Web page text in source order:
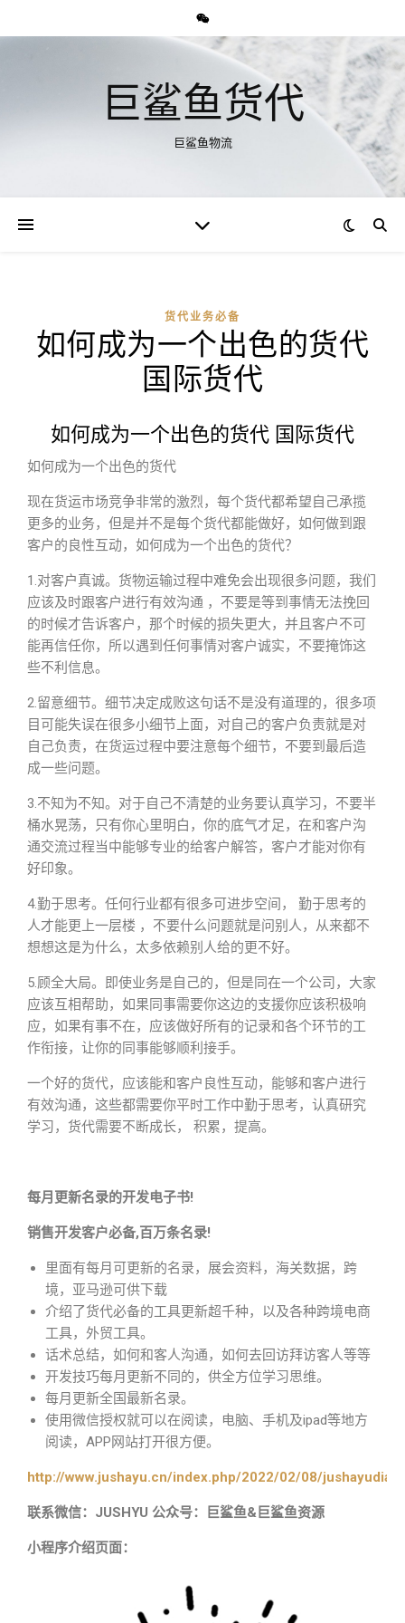
巨鲨鱼货代
巨鲨鱼物流
货代业务必备
如何成为一个出色的货代
国际货代
如何成为一个出色的货代 国际货代
如何成为一个出色的货代
现在货运市场竞争非常的激烈，每个货代都希望自己承揽
更多的业务，但是并不是每个货代都能做好，如何做到跟
客户的良性互动，如何成为一个出色的货代？
1.对客户真诚。货物运输过程中难免会出现很多问题，我们
应该及时跟客户进行有效沟通 ，不要是等到事情无法挽回
的时候才告诉客户，那个时候的损失更大，并且客户不可
能再信任你，所以遇到任何事情对客户诚实，不要掩饰这
些不利信息。
2.留意细节。细节决定成败这句话不是没有道理的，很多项
目可能失误在很多小细节上面，对自己的客户负责就是对
自己负责，在货运过程中要注意每个细节，不要到最后造
成一些问题。
3.不知为不知。对于自己不清楚的业务要认真学习，不要半
桶水晃荡，只有你心里明白，你的底气才足，在和客户沟
通交流过程当中能够专业的给客户解答，客户才能对你有
好印象。
4.勤于思考。任何行业都有很多可进步空间， 勤于思考的
人才能更上一层楼 ，不要什么问题就是问别人，从来都不
想想这是为什么，太多依赖别人给的更不好。
5.顾全大局。即使业务是自己的，但是同在一个公司，大家
应该互相帮助，如果同事需要你这边的支援你应该积极响
应，如果有事不在，应该做好所有的记录和各个环节的工
作衔接，让你的同事能够顺利接手。
一个好的货代，应该能和客户良性互动，能够和客户进行
有效沟通，这些都需要你平时工作中勤于思考，认真研究
学习，货代需要不断成长， 积累，提高。
每月更新名录的开发电子书!
销售开发客户必备,百万条名录!
里面有每月可更新的名录，展会资料，海关数据，跨
境，亚马逊可供下载
介绍了货代必备的工具更新超千种，以及各种跨境电商
工具，外贸工具。
话术总结，如何和客人沟通，如何去回访拜访客人等等
开发技巧每月更新不同的，供全方位学习思维。
每月更新全国最新名录。
使用微信授权就可以在阅读，电脑、手机及ipad等地方
阅读，APP网站打开很方便。
http://www.jushayu.cn/index.php/2022/02/08/
联系微信：JUSHYU 公众号：巨鲨鱼&巨鲨鱼资源
小程序介绍页面：